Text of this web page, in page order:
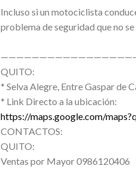
Incluso si un motociclista
problema de seguridad que no
QUITO:
* Selva Alegre, Entre Gaspar de
* Link Directo a la ubicación:
https://maps.google.com/
CONTACTOS:
QUITO:
Ventas por Mayor 0986120406